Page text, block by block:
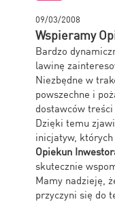
09/03/2008
Wspieramy
Bardzo
lawinę
Niezbędne w
powszechne i
dostawców
Dzięki temu
inicjatyw,
Opiekun
skutecznie
Mamy nadzieję,
przyczyni się do